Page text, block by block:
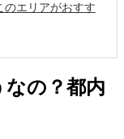
のエリアがおすす
の？都内